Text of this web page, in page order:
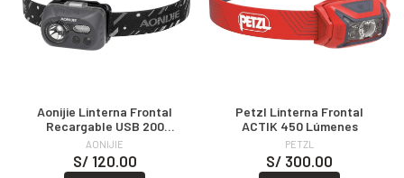
Aonijie Linterna Frontal
Recargable USB 200
Lumenes
AONIJIE
S/ 120.00
Petzl Linterna Frontal
ACTIK 450 Lúmenes
PETZL
S/ 300.00